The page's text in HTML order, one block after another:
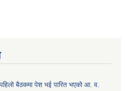
बैठकमा पेश भई पारित भएको आ. व.